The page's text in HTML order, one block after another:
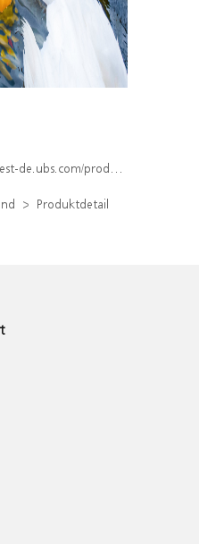
produkt/detail/index/isin/DE000WA8PU32
Produktdetail